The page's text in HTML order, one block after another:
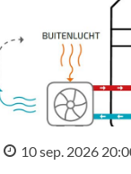
10 sep. 2026